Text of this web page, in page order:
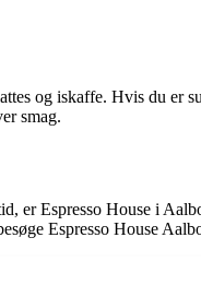
og iskaffe. Hvis du
smag.
er Espresso House i
Espresso House